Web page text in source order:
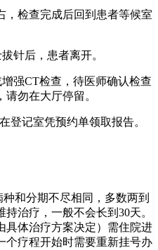
检查完成后回到患者等候室
针后，患者离开。
强CT检查，待医师确认检查
勿在大厅停留。
记室凭预约单领取报告。
和分期不尽相同，多数两到
治疗，一般不会长到30天。
具体治疗方案决定）需住院进
个疗程开始时需要重新挂号办